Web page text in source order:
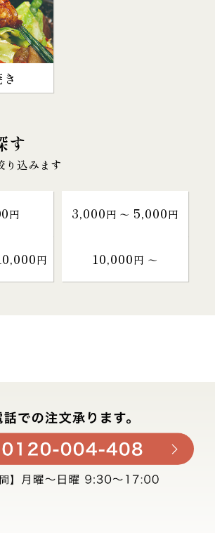
す
り込みます
円 3,000円 〜 5,000円
円 10,000円 〜